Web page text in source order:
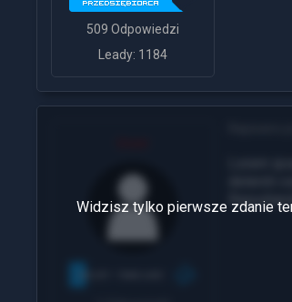
509 Odpowiedzi
Leady: 1184
Widzisz tylko pierwsze zdanie